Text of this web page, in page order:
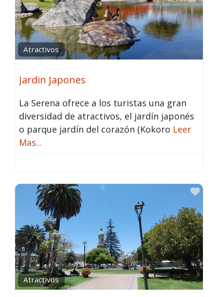
Atractivos
Jardin Japones
La Serena ofrece a los turistas una gran
diversidad de atractivos, el jardín japonés
o parque jardín del corazón (Kokoro Leer
Mas...
Atractivos